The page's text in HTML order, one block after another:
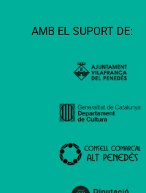
AMB EL SUPORT DE: